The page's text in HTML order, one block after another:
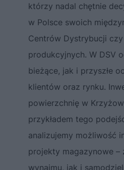
którzy nadal chętnie
w Polsce swoich
Centrów Dystrybucji
produkcyjnych. W DSV
bieżące, jak i przyszłe
klientów oraz rynku.
powierzchnię w
przykładem tego
analizujemy możliwość
projekty magazynowe –
wynajmu, jak i